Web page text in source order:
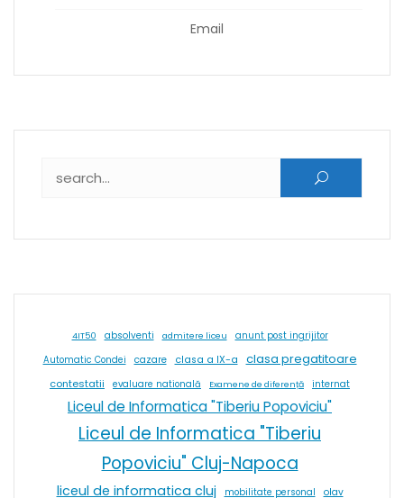
Email
4IT50 absolventi admitere liceu anunt post ingrijitor
Automatic Condei cazare clasa a IX-a clasa pregatitoare
contestatii evaluare natională Examene de diferență internat
Liceul de Informatica "Tiberiu Popoviciu"
Liceul de Informatica "Tiberiu
Popoviciu" Cluj-Napoca
liceul de informatica cluj mobilitate personal
olav